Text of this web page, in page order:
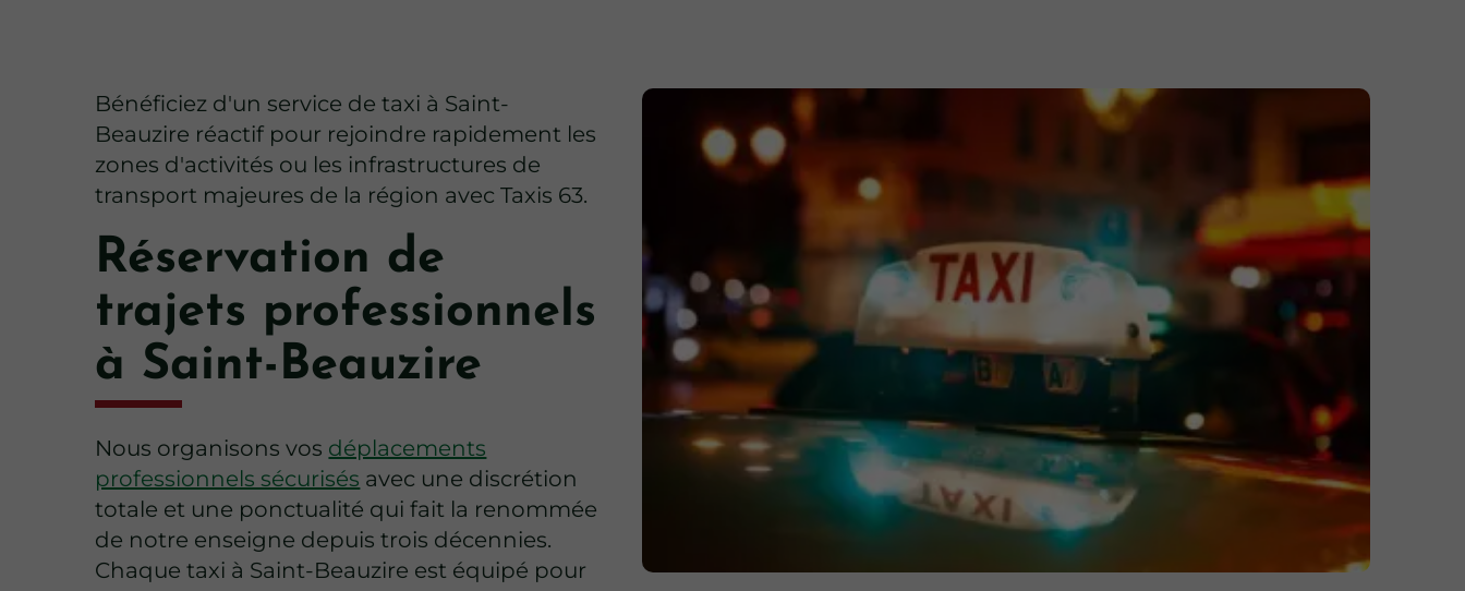
Bénéficiez d'un service de taxi à Saint-
Beauzire réactif pour rejoindre rapidement les
zones d'activités ou les infrastructures de
transport majeures de la région avec Taxis 63.
Réservation de
trajets professionnels
à Saint-Beauzire
Nous organisons vos déplacements
professionnels sécurisés avec une discrétion
totale et une ponctualité qui fait la renommée
de notre enseigne depuis trois décennies.
Chaque taxi à Saint-Beauzire est équipé pour